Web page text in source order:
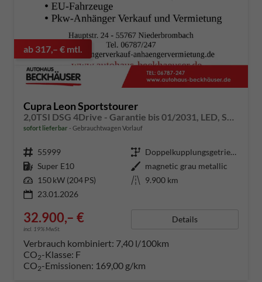
ab 317,– € mtl.
Cupra Leon Sportstourer
2,0TSI DSG 4Drive - Garantie bis 01/2031, LED, SHZ, Rückfahrkamera, AHK-Vorbereitung
sofort lieferbar Gebrauchtwagen Vorlauf
Fahrzeugnummer 55999 Getriebe
Doppelkupplungsgetriebe (DSG)
Kraftstoff Super E10 Außenfarbe magnetic grau metallic
Leistung 150 kW (204 PS) Kilometerstand 9.900 km
23.01.2026
32.900,– €
incl. 19% MwSt.
Details
Verbrauch kombiniert: 7,40 l/100km
CO2-Klasse: F
CO2-Emissionen: 169,00 g/km